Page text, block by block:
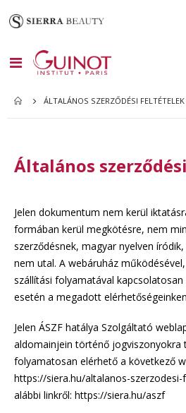
Toggle
Nav
ÁLTALÁNOS SZERZŐDÉSI FELTÉTELEK
Általános
Jelen dokumentum nem kerül
formában kerül megkötésre, nem
szerződésnek, magyar nyelven
nem utal. A webáruház
szállítási folyamatával
esetén a megadott
Jelen ÁSZF hatálya Szolgáltató
aldomainjein történő jogviszonyokra
folyamatosan elérhető a következő
https://siera.hu/altalanos-
alábbi linkről: https://siera.hu/aszf